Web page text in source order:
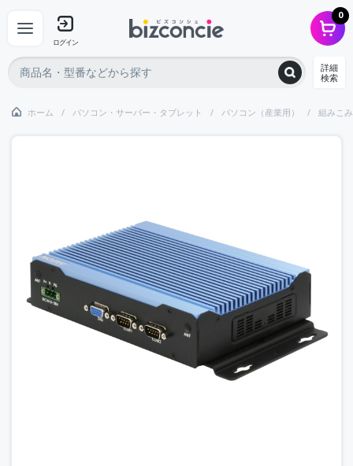
ログイン
0
詳細
検索
ホーム パソコン・サーバー・タブレット パソコン（産業用） 組みこ